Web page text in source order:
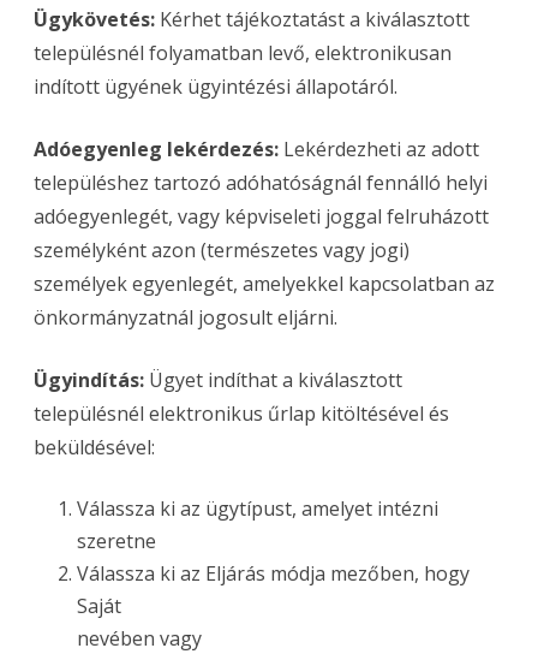
Ügykövetés: Kérhet tájékoztatást a kiválasztott
településnél folyamatban levő, elektronikusan
indított ügyének ügyintézési állapotáról.
Adóegyenleg lekérdezés: Lekérdezheti az adott
településhez tartozó adóhatóságnál fennálló helyi
adóegyenlegét, vagy képviseleti joggal felruházott
személyként azon (természetes vagy jogi)
személyek egyenlegét, amelyekkel kapcsolatban az
önkormányzatnál jogosult eljárni.
Ügyindítás: Ügyet indíthat a kiválasztott
településnél elektronikus űrlap kitöltésével és
beküldésével:
Válassza ki az ügytípust, amelyet intézni
szeretne
Válassza ki az Eljárás módja mezőben, hogy
Saját
nevében vagy